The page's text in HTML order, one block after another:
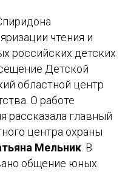
чтения и
российских детских
Детской
областной центр
О работе
рассказала главный
центра охраны
Мельник . В
общение юных